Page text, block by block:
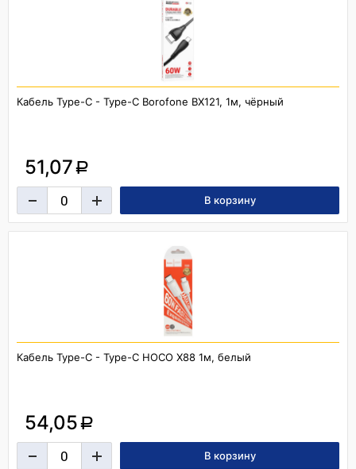
Кабель Type-C - Type-C Borofone BX121, 1м, чёрный
51,07 a
Кабель Type-C - Type-C HOCO X88 1м, белый
54,05 a